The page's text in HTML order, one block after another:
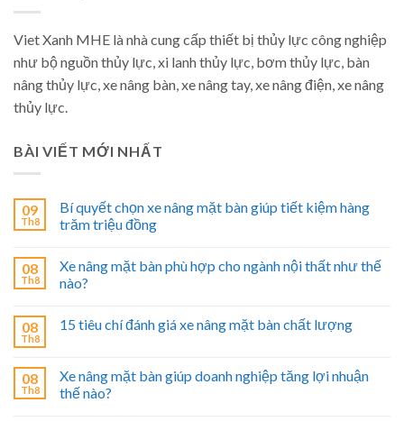
Viet Xanh MHE là nhà cung cấp thiết bị thủy lực công nghiệp
như bộ nguồn thủy lực, xi lanh thủy lực, bơm thủy lực, bàn
nâng thủy lực, xe nâng bàn, xe nâng tay, xe nâng điện, xe nâng
thủy lực.
BÀI VIẾT MỚI NHẤT
09
Th8
Bí quyết chọn xe nâng mặt bàn giúp tiết kiệm hàng
trăm triệu đồng
08
Th8
Xe nâng mặt bàn phù hợp cho ngành nội thất như thế
nào?
08
Th8
15 tiêu chí đánh giá xe nâng mặt bàn chất lượng
08
Th8
Xe nâng mặt bàn giúp doanh nghiệp tăng lợi nhuận
thế nào?